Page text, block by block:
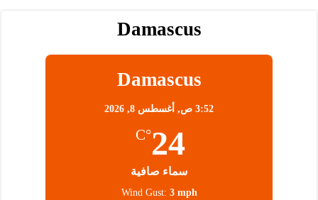
Damascus
Damascus
3:52 ص, أغسطس 8, 2026
24
°C
سماء صافية
Wind Gust: 3 mph